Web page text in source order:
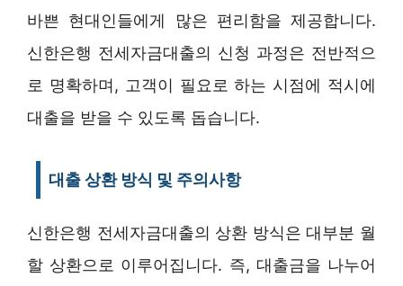
바쁜 현대인들에게 많은 편리함을 제공합니다.
신한은행 전세자금대출의 신청 과정은 전반적으
로 명확하며, 고객이 필요로 하는 시점에 적시에
대출을 받을 수 있도록 돕습니다.
대출 상환 방식 및 주의사항
신한은행 전세자금대출의 상환 방식은 대부분 월
할 상환으로 이루어집니다. 즉, 대출금을 나누어